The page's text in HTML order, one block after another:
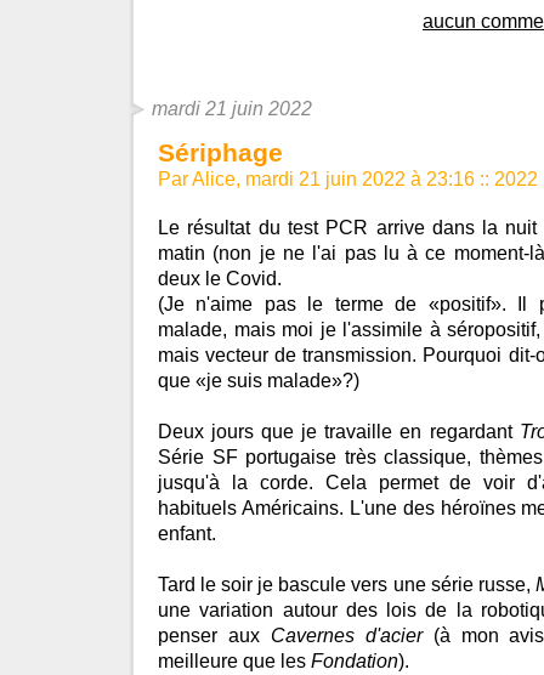
aucun
mardi 21 juin 2022
Sériphage
Par Alice, mardi 21 juin 2022 à 23:16 :: 2022
Le résultat du test PCR arrive dans la
matin (non je ne l'ai pas lu à ce moment-
deux le Covid.
(Je n'aime pas le terme de «positif». Il
malade, mais moi je l'assimile à
mais vecteur de transmission. Pourquoi
que «je suis malade»?)
Deux jours que je travaille en regardant
Série SF portugaise très classique,
jusqu'à la corde. Cela permet de voir
habituels Américains. L'une des héroïnes
enfant.
Tard le soir je bascule vers une série russe,
une variation autour des lois de la
penser aux Cavernes d'acier(à mon
meilleure que les Fondation).